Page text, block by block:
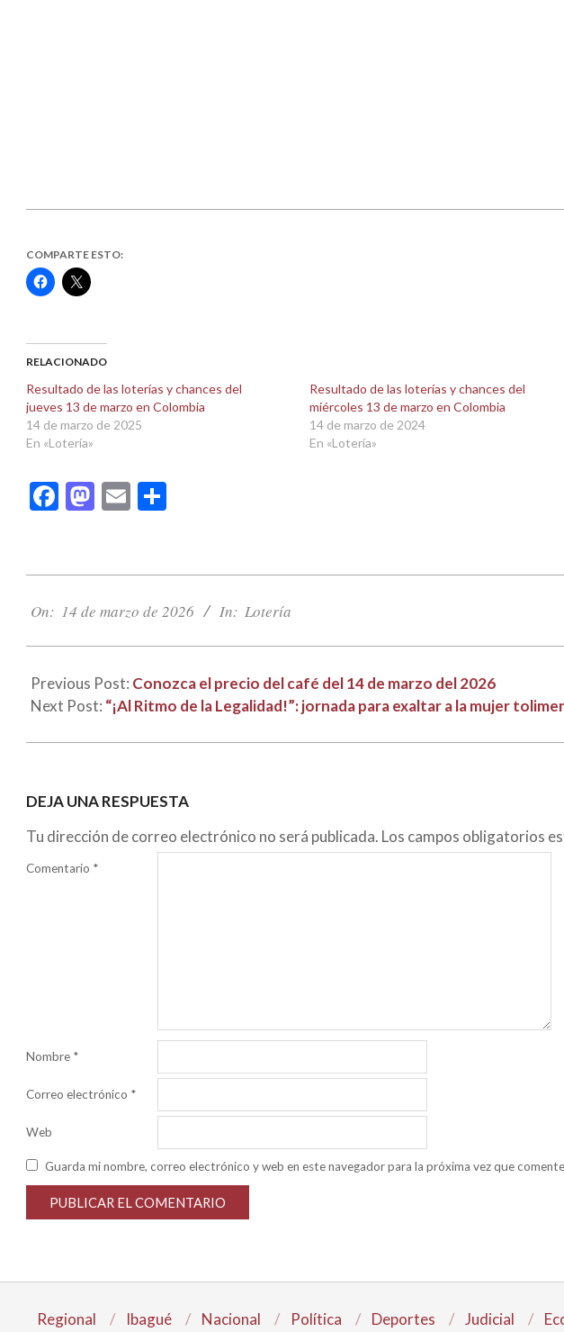
COMPARTE ESTO:
Haz
clic
(Se
abre
una
ventana
nueva)
Haz
clic
(Se
abre
una
ventana
nueva)
RELACIONADO
Resultado de las loterías y chances del
jueves 13 de marzo en Colombia
14 de marzo de 2025
En «Lotería»
Resultado de las loterías y chances del
miércoles 13 de marzo en Colombia
14 de marzo de 2024
En «Lotería»
Facebook
Mastodon
Email
03-
On: 14 de marzo de 2026 In: Lotería
Previous Post: Conozca el precio del café del 14 de marzo del 2026
Next Post: “¡Al Ritmo de la Legalidad!”: jornada para exaltar a la mujer
DEJA UNA RESPUESTA
Tu dirección de correo electrónico no será publicada. Los campos obligatorios
Comentario *
Nombre *
Correo electrónico *
Web
Guarda mi nombre, correo electrónico y web en este navegador para la próxima vez que
Regional Ibagué Nacional Política Deportes Judicial